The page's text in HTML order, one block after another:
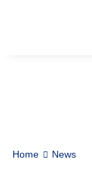
Home News